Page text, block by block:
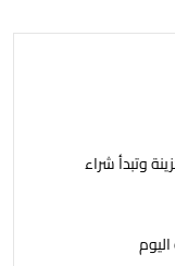
وتبدأ شراء